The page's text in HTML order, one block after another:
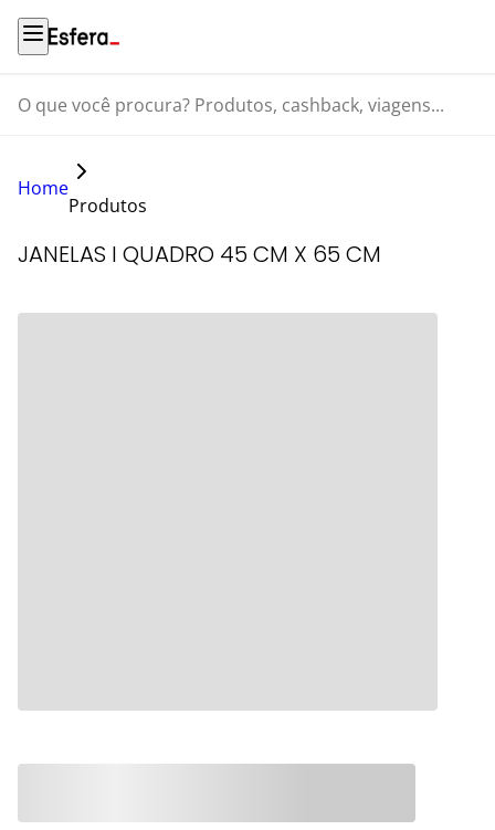
O que você procura? Produtos, cashback, viagens...
Home
Produtos
JANELAS I QUADRO 45 CM X 65 CM